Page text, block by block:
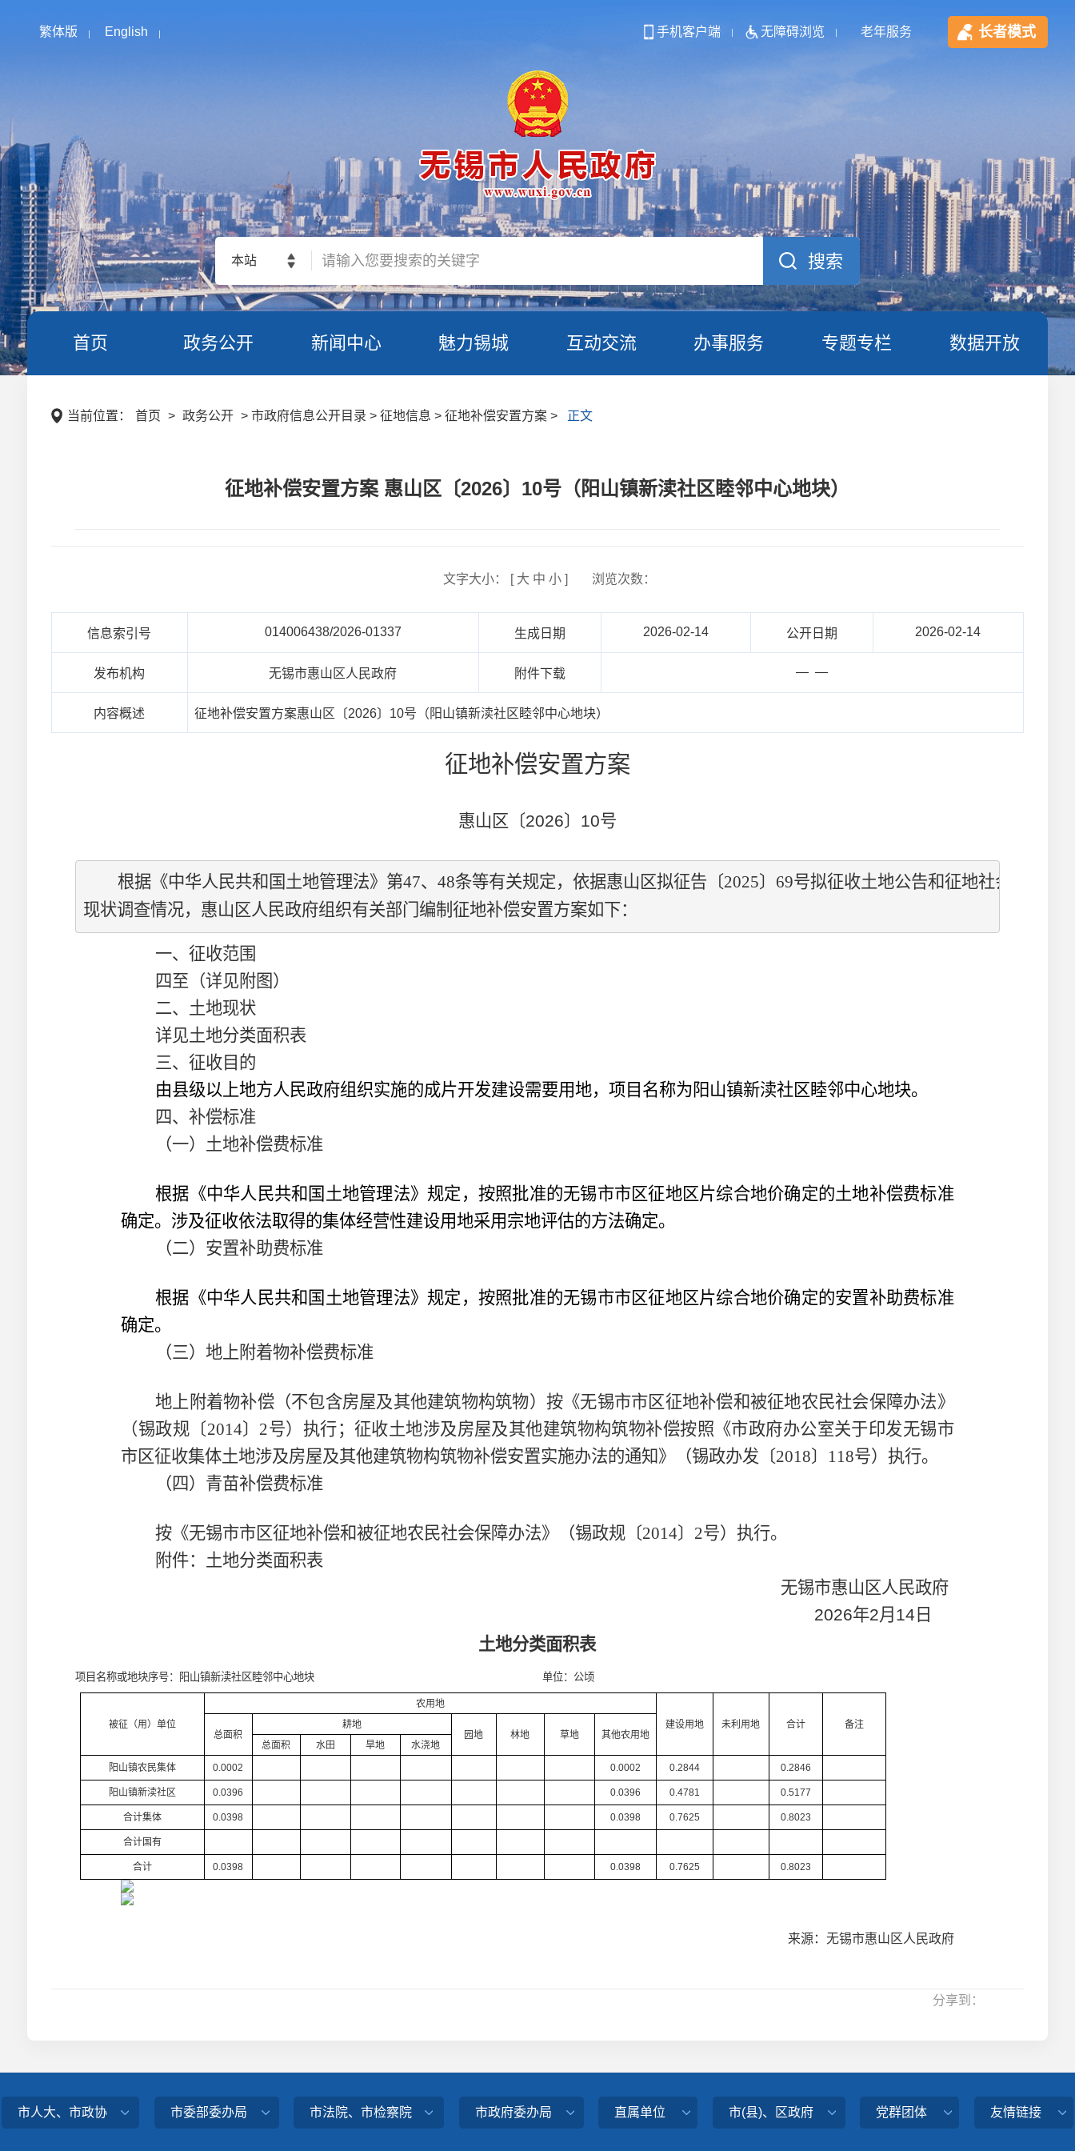
繁体版 English 手机客户端 无障碍浏览 老年服务 长者模式
本站
首页 政务公开 新闻中心 魅力锡城 互动交流 办事服务 专题专栏 数据开放
当前位置： 首页 > 政务公开 > 市政府信息公开目录 > 征地信息 > 征地补偿安置方案 > 正文
征地补偿安置方案 惠山区〔2026〕10号（阳山镇新渎社区睦邻中心地块）
文字大小： [ 大 中 小] 浏览次数：
信息索引号 014006438/2026-01337 生成日期 2026-02-14 公开日期 2026-02-14
发布机构 无锡市惠山区人民政府 附件下载 — —
内容概述 征地补偿安置方案惠山区〔2026〕10号（阳山镇新渎社区睦邻中心地块）
征地补偿安置方案
惠山区〔2026〕 10号
根据《中华人民共和国 土地管理法》第47、 48条等有关规定，依据惠山区拟征告〔2025〕 69号拟征收土地公告和征地社会稳定风
现状调查情况，惠山区人民政府组织有关部门编制征地补偿安置方案如下：
一、征收范围
四至（详见附图）
二、土地现状
详见土地分类面积表
三、征收目的
由县级以上地方人民政府组织实施的成片开发建设需要用地，项目名称为阳山镇新渎社区睦邻中心地块。
四、补偿标准
（一）土地补偿费标准
根据《中华人民共和国土地管理法》规定，按照批准的无锡市市区征地区片综合地价确定的土地补偿费标准
确定。涉及征收依法取得的集体经营性建设用地采用宗地评估的方法确定。
（二）安置补助费标准
根据《中华人民共和国土地管理法》规定，按照批准的无锡市市区征地区片综合地价确定的安置补助费标准
确定。
（三）地上附着物补偿费标准
地上附着物补偿（不包含房屋及其他建筑物构筑物）按《无锡市市区征地补偿和被征地农民社会保障办法》
（锡政规〔2014〕 2号）执行；征收土地涉及房屋及其他建筑物构筑物补偿按照《市政府办公室关于印发无锡市
市区征收集体土地涉及房屋及其他建筑物构筑物补偿安置实施办法的通知》（锡政办发〔2018〕 118号）执行。
（四）青苗补偿费标准
按《无锡市市区征地补偿和被征地农民社会保障办法》（锡政规〔2014〕 2号）执行。
附件：土地分类面积表
无锡市惠山区人民政府
2026年2月 14 日
土地分类面积表
项目名称或地块序号：阳山镇新渎社区睦邻中心地块 单位：公顷
被征（用）单位
农用地
建设用地
未利用地 合计
备注
总面积
耕地
园地
林地 草地
其他农用地
总面积
水田 旱地
水浇地
阳山镇农民集体
0.0002 0.0002 0.2844 0.2846
阳山镇新渎社区 0.0396 0.0396 0.4781 0.5177
合计集体 0.0398 0.0398 0.7625 0.8023
合计国有
合计 0.0398 0.0398 0.7625 0.8023
来源：无锡市惠山区人民政府
分享到：
市人大、市政协 市委部委办局 市法院、市检察院 市政府委办局 直属单位 市(县)、区政府 党群团体 友情链接